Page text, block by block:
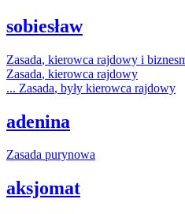
sobiesław
Zasada, kierowca rajdowy i
Zasada, kierowca rajdowy
... Zasada, były kierowca rajdowy
adenina
Zasada purynowa
aksjomat